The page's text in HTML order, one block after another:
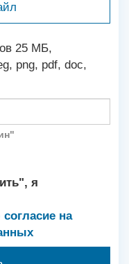
25 МБ,
png, pdf, doc,
я
на